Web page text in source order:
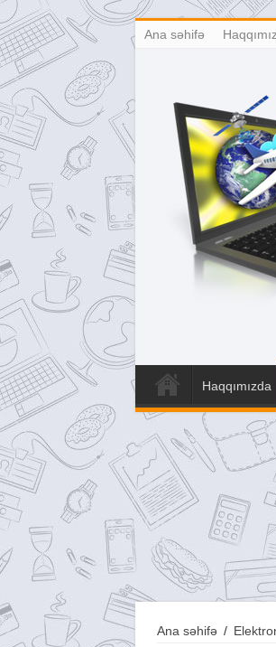
Ana səhifə
Haqqımızda
Ana səhifə /